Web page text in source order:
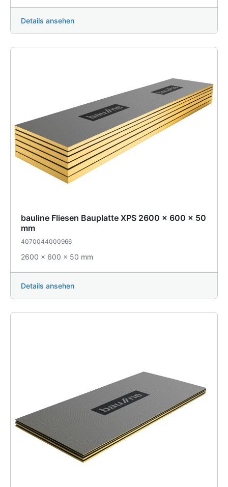
Details ansehen
bauline Fliesen Bauplatte XPS 2600 x 600 x 50
mm
4070044000966
2600 x 600 x 50 mm
Details ansehen